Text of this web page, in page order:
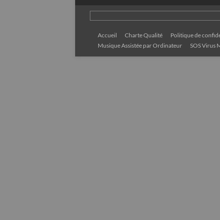
Accueil Charte Qualité Politique de
Musique Assistée par Ordinateur
SOS Virus